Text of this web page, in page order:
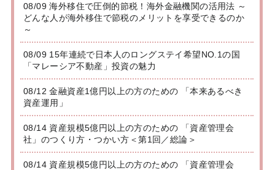
08/09 海外移住で圧倒的節税！海外金融機関の活用法 ～
どんな人が海外移住で節税のメリットを享受できるのか
～
08/09 15年連続で日本人のロングステイ希望NO.1の国
「マレーシア不動産」投資の魅力
08/12 金融資産1億円以上の方のための 「本来あるべき
資産運用」
08/14 資産規模5億円以上の方のための 「資産管理会
社」のつくり方・つかい方＜第1回／総論＞
08/14 資産規模5億円以上の方のための 「資産管理会